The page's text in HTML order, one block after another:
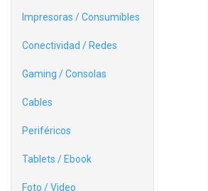
Impresoras / Consumibles
Conectividad / Redes
Gaming / Consolas
Cables
Periféricos
Tablets / Ebook
Foto / Video